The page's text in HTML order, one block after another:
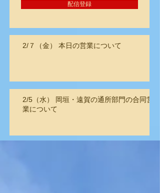
配信登録
2/７（金） 本日の営業について
2/5（水） 岡垣・遠賀の通所部門の合同営
業について